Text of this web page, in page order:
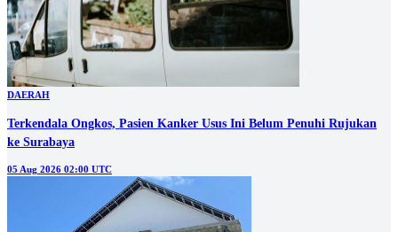
DAERAH
Terkendala Ongkos, Pasien Kanker Usus Ini Belum Penuhi Rujukan
ke Surabaya
05 Aug 2026 02:00 UTC